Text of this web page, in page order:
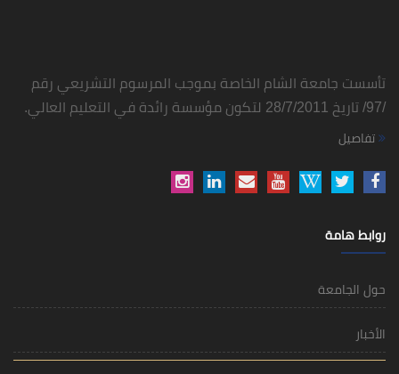
تأسست جامعة الشام الخاصة بموجب المرسوم التشريعي رقم
/97/ تاريخ 28/7/2011 لتكون مؤسسة رائدة في التعليم العالي.
تفاصيل
روابط هامة
حول الجامعة
الأخبار